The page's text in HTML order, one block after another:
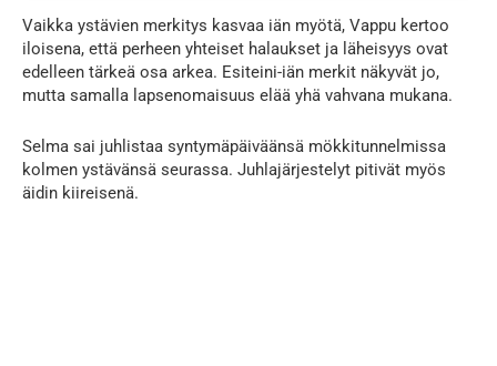
Vaikka ystävien merkitys kasvaa iän myötä, Vappu kertoo
iloisena, että perheen yhteiset halaukset ja läheisyys ovat
edelleen tärkeä osa arkea. Esiteini-iän merkit näkyvät jo,
mutta samalla lapsenomaisuus elää yhä vahvana mukana.
Selma sai juhlistaa syntymäpäiväänsä mökkitunnelmissa
kolmen ystävänsä seurassa. Juhlajärjestelyt pitivät myös
äidin kiireisenä.